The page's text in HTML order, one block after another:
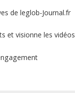
de leglob-Journal.fr
et visionne les vidéos